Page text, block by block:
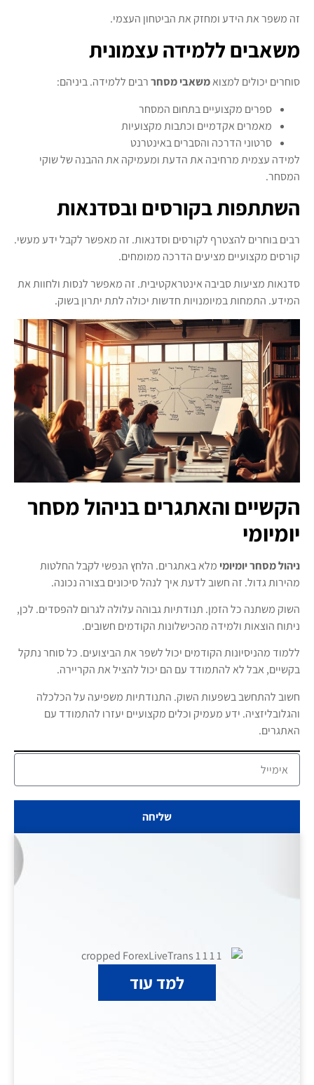
שליחה
למד עוד
זה משפר את הידע ומחזק את הביטחון העצמי.
משאבים ללמידה עצמונית
סוחרים יכולים למצואמשאבי מסחררבים ללמידה. ביניהם:
ספרים מקצועיים בתחום המסחר
מאמרים אקדמיים וכתבות מקצועיות
סרטוני הדרכה והסברים באינטרנט
למידה עצמית מרחיבה את הדעת ומעמיקה את ההבנה של שוקי
המסחר.
השתתפות בקורסים ובסדנאות
רבים בוחרים להצטרף לקורסים וסדנאות. זה מאפשר לקבל ידע מעשי.
קורסים מקצועיים מציעים הדרכה ממומחים.
סדנאות מציעות סביבה אינטראקטיבית. זה מאפשר לנסות ולחוות את
המידע. התמחות במיומנויות חדשות יכולה לתת יתרון בשוק.
הקשיים והאתגרים בניהול מסחר
יומיומי
ניהול מסחר יומיומימלא באתגרים. הלחץ הנפשי לקבל החלטות
מהירות גדול. זה חשוב לדעת איך לנהל סיכונים בצורה נכונה.
השוק משתנה כל הזמן. תנודתיות גבוהה עלולה לגרום להפסדים. לכן,
ניתוח הוצאות ולמידה מהכישלונות הקודמים חשובים.
ללמוד מהניסיונות הקודמים יכול לשפר את הביצועים. כל סוחר נתקל
בקשיים, אבל לא להתמודד עם הם יכול להציל את הקריירה.
חשוב להתחשב בשפעות השוק. התנודתיות משפיעה על הכלכלה
והגלובליזציה. ידע מעמיק וכלים מקצועיים יעזרו להתמודד עם
האתגרים.